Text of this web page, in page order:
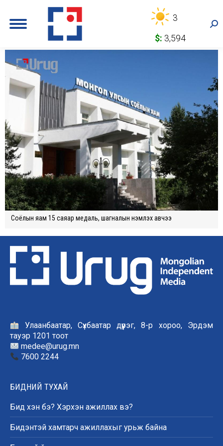
3
$: 3,594
Соёлын яам 15 саяар медаль, шагналын үнэмлэх авчээ
Улаанбаатар, Сүхбаатар дүүрэг, 8-р хороо, Эрдэм
тауэр 1201 тоот
medee@urug.mn
7600 2244
БИДНИЙ ТУХАЙ
Бид хэн бэ? Хэрхэн ажиллах вэ?
Бидэнтэй хамтарч ажиллахыг урьж байна